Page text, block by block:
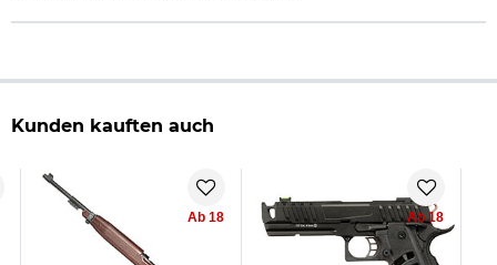
Kunden kauften auch
Ab 18 Ab 18